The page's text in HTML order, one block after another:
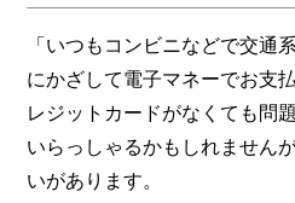
「いつもコンビニなどで交通
にかざして電子マネーでお支
レジットカードがなくても問
いらっしゃるかもしれません
いがあります。